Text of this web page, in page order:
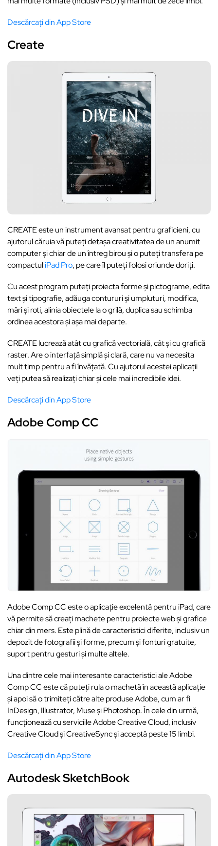
Descărcați din App Store
Create
CREATE este un instrument avansat pentru graficieni, cu
ajutorul căruia vă puteți detașa creativitatea de un anumit
computer și chiar de un întreg birou și o puteți transfera pe
compactuliPad Pro, pe care îl puteți folosi oriunde doriți.
Cu acest program puteți proiecta forme și pictograme, edita
text și tipografie, adăuga contururi și umpluturi, modifica,
mări și roti, alinia obiectele la o grilă, duplica sau schimba
ordinea acestora și așa mai departe.
CREATE lucrează atât cu grafică vectorială, cât și cu grafică
raster. Are o interfață simplă și clară, care nu va necesita
mult timp pentru a fi învățată. Cu ajutorul acestei aplicații
veți putea să realizați chiar și cele mai incredibile idei.
Descărcați din App Store
Adobe Comp CC
Adobe Comp CC este o aplicație excelentă pentru iPad, care
vă permite să creați machete pentru proiecte web și grafice
chiar din mers. Este plină de caracteristici diferite, inclusiv un
depozit de fotografii și forme, precum și fonturi gratuite,
suport pentru gesturi și multe altele.
Una dintre cele mai interesante caracteristici ale Adobe
Comp CC este că puteți rula o machetă în această aplicație
și apoi să o trimiteți către alte produse Adobe, cum ar fi
InDesign, Illustrator, Muse și Photoshop. În cele din urmă,
funcționează cu serviciile Adobe Creative Cloud, inclusiv
Creative Cloud și CreativeSync și acceptă peste 15 limbi.
Descărcați din App Store
Autodesk SketchBook